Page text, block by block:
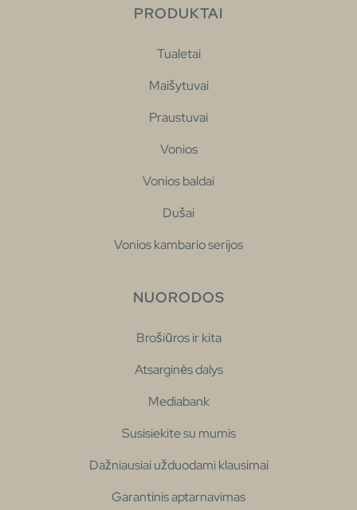
PRODUKTAI
Tualetai
Maišytuvai
Praustuvai
Vonios
Vonios baldai
Dušai
Vonios kambario serijos
NUORODOS
Brošiūros ir kita
Atsarginės dalys
Mediabank
Susisiekite su mumis
Dažniausiai užduodami klausimai
Garantinis aptarnavimas